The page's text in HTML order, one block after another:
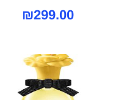
₪299.00